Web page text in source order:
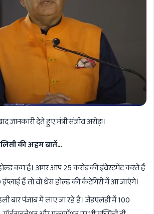
जानकारी देते हुए मंत्री संजीव अरोड़ा।
की अहम बातें…
कम है। अगर आप 25 करोड़ की इंवेस्टमेंट करते हैं
हैं तो वो थ्रेस होल्ड की कैटेगिरी में आ जाएंगे।
बार पंजाब में लाए जा रहे हैं। जेडएलडी में 100